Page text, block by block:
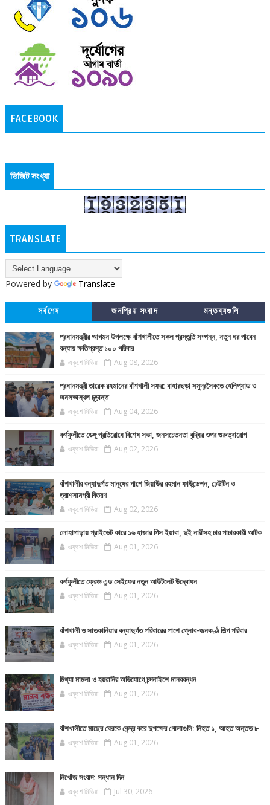
FACEBOOK
ভিজিট সংখ্যা
TRANSLATE
Powered by Translate
সর্বশেষ জনপ্রিয় সংবাদ মন্তব্যগুলি
প্রধানমন্ত্রীর আগমন উপলক্ষে বাঁশখালীতে সকল প্রস্তুতি সম্পন্ন, নতুন ঘর পাবেন
বন্যায় ক্ষতিগ্রস্ত ১০০ পরিবার
একুশে মিডিয়া Aug 08, 2026
প্রধানমন্ত্রী তারেক রহমানের বাঁশখালী সফর: বাহারছড়া সমুদ্রসৈকতে হেলিপ্যাড ও
জনসভাস্থল চূড়ান্ত
একুশে মিডিয়া Aug 04, 2026
কর্ণফুলীতে ডেঙ্গু প্রতিরোধে বিশেষ সভা, জনসচেতনতা বৃদ্ধির ওপর গুরুত্বারোপ
একুশে মিডিয়া Aug 02, 2026
বাঁশখালীর বন্যাদুর্গত মানুষের পাশে জিয়াউর রহমান ফাউন্ডেশন, ঢেউটিন ও
ত্রাণসামগ্রী বিতরণ
একুশে মিডিয়া Aug 02, 2026
লোহাগাড়ায় প্রাইভেট কারে ১৬ হাজার পিস ইয়াবা, দুই নারীসহ চার পাচারকারী আটক
একুশে মিডিয়া Aug 01, 2026
কর্ণফুলীতে ফ্রেঞ্চ এন্ড সেইফের নতুন আউটলেট উদ্বোধন
একুশে মিডিয়া Aug 01, 2026
বাঁশখালী ও সাতকানিয়ার বন্যাদুর্গত পরিবারের পাশে গ্লোব-জনকণ্ঠ শিল্প পরিবার
একুশে মিডিয়া Aug 01, 2026
মিথ্যা মামলা ও হয়রানির অভিযোগে চন্দনাইশে মানববন্ধন
একুশে মিডিয়া Aug 01, 2026
বাঁশখালীতে মাছের ঘেরকে কেন্দ্র করে দুপক্ষের গোলাগুলি: নিহত ১, আহত অন্তত ৮
একুশে মিডিয়া Aug 01, 2026
নিখোঁজ সংবাদ: সন্ধান দিন
একুশে মিডিয়া Jul 30, 2026